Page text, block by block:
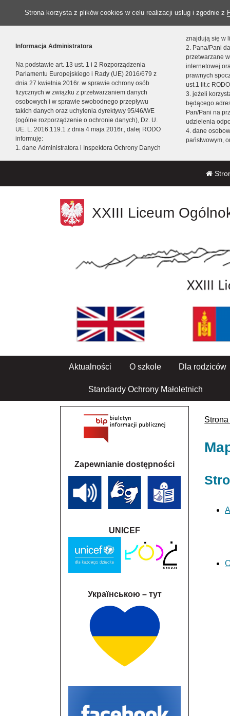
Strona korzysta z plików cookies w celu realizacji usług i zgodnie z
Informacja Administratora
Na podstawie art. 13 ust. 1 i 2 Rozporządzenia
Parlamentu Europejskiego i Rady (UE) 2016/679 z
dnia 27 kwietnia 2016r. w sprawie ochrony osób
fizycznych w związku z przetwarzaniem danych
osobowych i w sprawie swobodnego przepływu
takich danych oraz uchylenia dyrektywy 95/46/WE
(ogólne rozporządzenie o ochronie danych), Dz. U.
UE. L. 2016.119.1 z dnia 4 maja 2016r., dalej RODO
informuję:
1. dane Administratora i Inspektora Ochrony Danych
znajdują się w
2. Pana/Pani
przetwarzane
internetowej
prawnych
ust.1 lit.c
3. jeżeli
będącego
Pan/Pani na
udzielenia
4. dane
państwowym,
XXIII Liceum
Aktualności O szkole Dla rodziców
Standardy Ochrony Małoletnich
Zapewnianie dostępności
UNICEF
Українською – тут
Strona